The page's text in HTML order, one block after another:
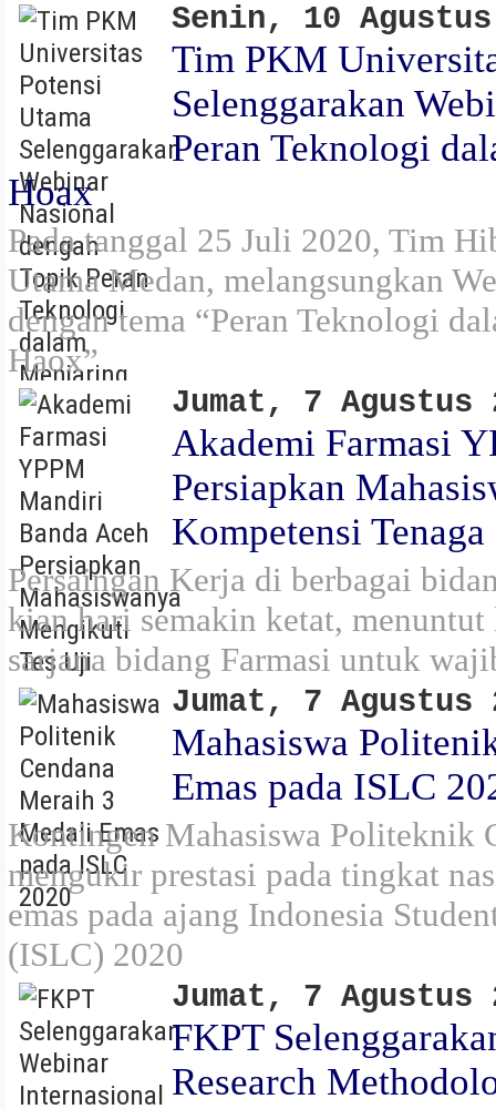
Senin, 10
Tim PKM
Selenggarakan
Peran Teknologi
Hoax
Pada tanggal 25 Juli 2020, Tim
Utama Medan, melangsungkan
dengan tema “Peran Teknologi
Haox”
Jumat, 7 Agustus
Akademi Farmasi
Persiapkan
Kompetensi
Persaingan Kerja di berbagai
kian hari semakin ketat,
sarjana bidang Farmasi untuk
Jumat, 7 Agustus
Mahasiswa
Emas pada ISLC
Kontingen Mahasiswa Politeknik
mengukir prestasi pada tingkat
emas pada ajang Indonesia
(ISLC) 2020
Jumat, 7 Agustus
FKPT
Research